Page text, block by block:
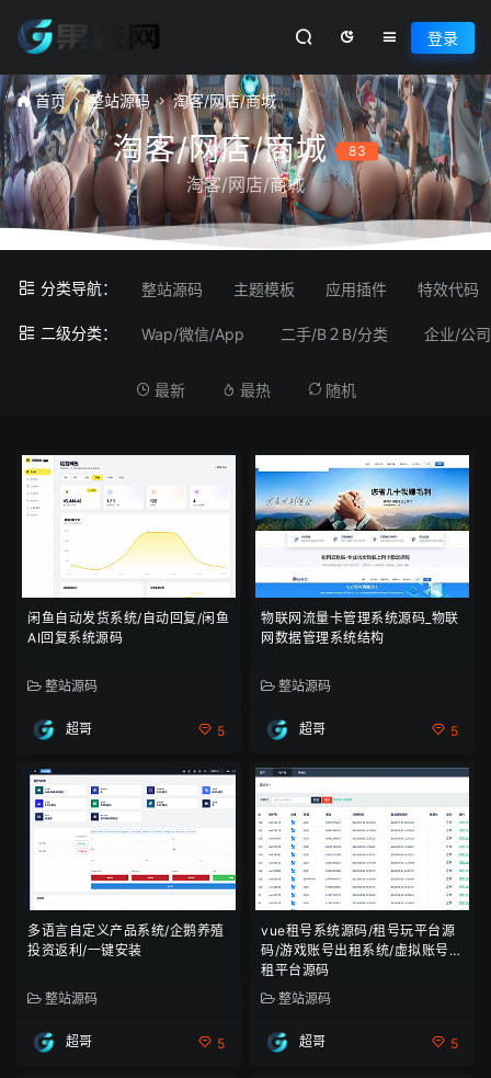
登录
首页 整站源码 淘客/网店/商城
淘客/网店/商城 83
淘客/网店/商城
分类导航： 整站源码 主题模板 应用插件 特效代码
二级分类： Wap/微信/App 二手/B２B/分类 企业/公
最新 最热 随机
闲鱼自动发货系统/自动回复/闲鱼
AI回复系统源码
整站源码
超哥 5
物联网流量卡管理系统源码_物联
网数据管理系统结构
整站源码
超哥 5
多语言自定义产品系统/企鹅养殖
投资返利/一键安装
整站源码
超哥 5
vue租号系统源码/租号玩平台源
码/游戏账号出租系统/虚拟账号出
租平台源码
整站源码
超哥 5